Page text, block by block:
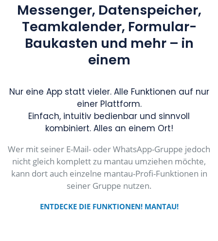
Messenger, Datenspeicher,
Teamkalender, Formular-
Baukasten und mehr – in
einem
Nur eine App statt vieler. Alle Funktionen auf nur
einer Plattform.
Einfach, intuitiv bedienbar und sinnvoll
kombiniert. Alles an einem Ort!
Wer mit seiner E-Mail- oder WhatsApp-Gruppe jedoch
nicht gleich komplett zu mantau umziehen möchte,
kann dort auch einzelne mantau-Profi-Funktionen in
seiner Gruppe nutzen.
ENTDECKE DIE FUNKTIONEN! MANTAU!